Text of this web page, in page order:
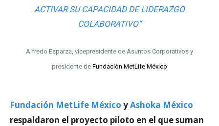
ACTIVAR SU CAPACIDAD DE LIDERAZGO
COLABORATIVO”
Alfredo Esparza, vicepresidente de Asuntos Corporativos y
presidente de Fundación MetLife México
Fundación MetLife México yAshoka México
respaldaron el proyecto piloto en el que suman